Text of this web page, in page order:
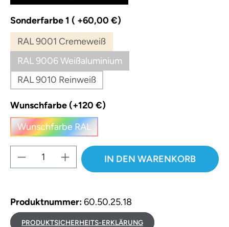
Sonderfarbe 1 ( +60,00 €)
RAL 9001 Cremeweiß
(Diese Option ist zurzeit nicht verfügbar.)
RAL 9006 Weißaluminium
RAL 9010 Reinweiß
(Diese Option ist zurzeit nicht verfügbar.)
Wunschfarbe (+120 €)
Wunschfarbe RAL
(Diese Option ist zurzeit nicht verfügbar.)
Produkt Anzahl: Gib denIN DEN WARENKORB
Produktnummer:60.50.25.18
PRODUKTSICHERHEITS-ERKLÄRUNG